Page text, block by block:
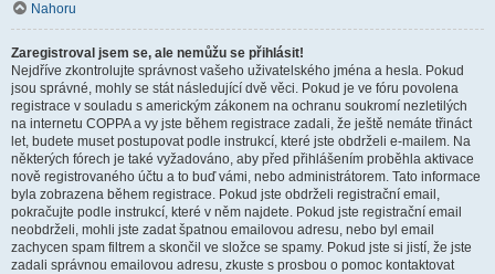
Nahoru
Zaregistroval jsem se, ale nemůžu se přihlásit!
Nejdříve zkontrolujte správnost vašeho uživatelského jména a hesla. Pokud
jsou správné, mohly se stát následující dvě věci. Pokud je ve fóru povolena
registrace v souladu s americkým zákonem na ochranu soukromí nezletilých
na internetu COPPA a vy jste během registrace zadali, že ještě nemáte třináct
let, budete muset postupovat podle instrukcí, které jste obdrželi e-mailem. Na
některých fórech je také vyžadováno, aby před přihlášením proběhla aktivace
nově registrovaného účtu a to buď vámi, nebo administrátorem. Tato informace
byla zobrazena během registrace. Pokud jste obdrželi registrační email,
pokračujte podle instrukcí, které v něm najdete. Pokud jste registrační email
neobdrželi, mohli jste zadat špatnou emailovou adresu, nebo byl email
zachycen spam filtrem a skončil ve složce se spamy. Pokud jste si jistí, že jste
zadali správnou emailovou adresu, zkuste s prosbou o pomoc kontaktovat